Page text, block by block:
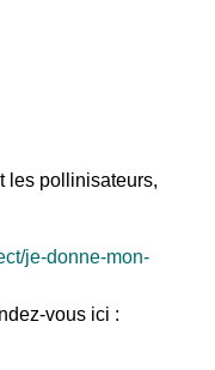
les pollinisateurs,
je-donne-mon-
vous ici :